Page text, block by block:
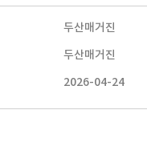
두산매거진
두산매거진
2026-04-24